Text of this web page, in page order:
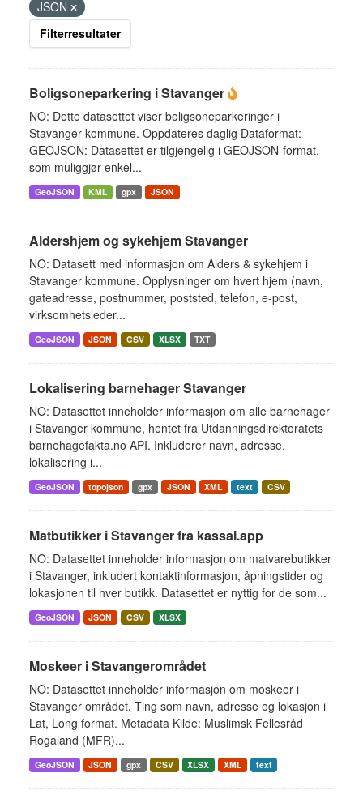
JSON
Filterresultater
Boligsoneparkering i Stavanger
NO: Dette datasettet viser boligsoneparkeringer i
Stavanger kommune. Oppdateres daglig Dataformat:
GEOJSON: Datasettet er tilgjengelig i GEOJSON-format,
som muliggjør enkel...
GeoJSON KML gpx JSON
Aldershjem og sykehjem Stavanger
NO: Datasett med informasjon om Alders & sykehjem i
Stavanger kommune. Opplysninger om hvert hjem (navn,
gateadresse, postnummer, poststed, telefon, e-post,
virksomhetsleder...
GeoJSON JSON CSV XLSX TXT
Lokalisering barnehager Stavanger
NO: Datasettet inneholder informasjon om alle barnehager
i Stavanger kommune, hentet fra Utdanningsdirektoratets
barnehagefakta.no API. Inkluderer navn, adresse,
lokalisering i...
GeoJSON topojson gpx JSON XML text CSV
Matbutikker i Stavanger fra kassal.app
NO: Datasettet inneholder informasjon om matvarebutikker
i Stavanger, inkludert kontaktinformasjon, åpningstider og
lokasjonen til hver butikk. Datasettet er nyttig for de som...
GeoJSON JSON CSV XLSX
Moskeer i Stavangerområdet
NO: Datasettet inneholder informasjon om moskeer i
Stavanger området. Ting som navn, adresse og lokasjon i
Lat, Long format. Metadata Kilde: Muslimsk Fellesråd
Rogaland (MFR)...
GeoJSON JSON gpx CSV XLSX XML text